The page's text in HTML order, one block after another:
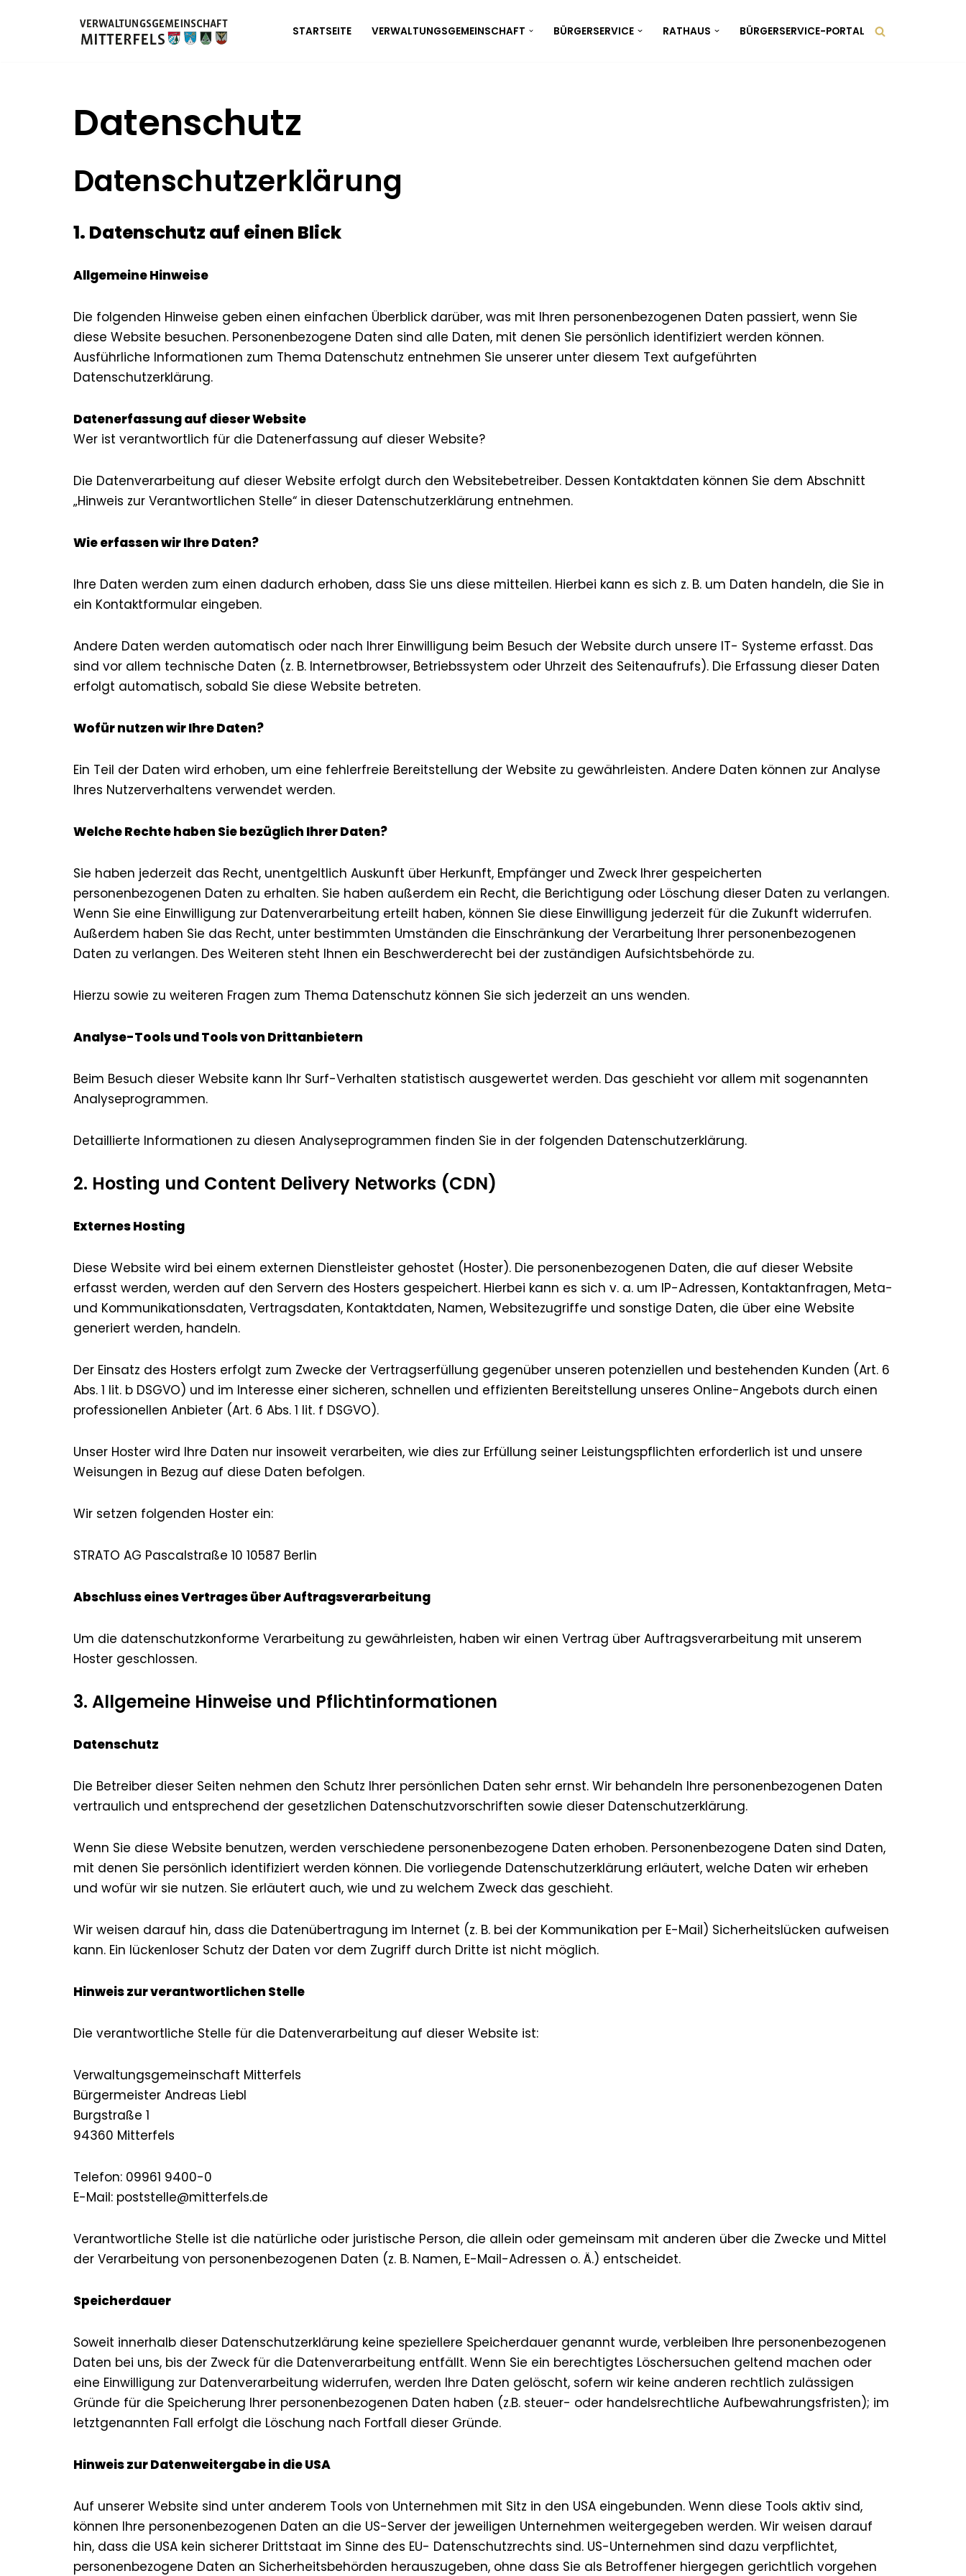
STARTSEITE VERWALTUNGSGEMEINSCHAFT BÜRGERSERVICE RATHAUS BÜRGERSERVICE-PORTAL
Datenschutz
Datenschutzerklärung
1. Datenschutz auf einen Blick
Allgemeine Hinweise
Die folgenden Hinweise geben einen einfachen Überblick darüber, was mit Ihren personenbezogenen Daten passiert, wenn Sie
diese Website besuchen. Personenbezogene Daten sind alle Daten, mit denen Sie persönlich identifiziert werden können.
Ausführliche Informationen zum Thema Datenschutz entnehmen Sie unserer unter diesem Text aufgeführten
Datenschutzerklärung.
Datenerfassung auf dieser Website
Wer ist verantwortlich für die Datenerfassung auf dieser Website?
Die Datenverarbeitung auf dieser Website erfolgt durch den Websitebetreiber. Dessen Kontaktdaten können Sie dem Abschnitt
„Hinweis zur Verantwortlichen Stelle“ in dieser Datenschutzerklärung entnehmen.
Wie erfassen wir Ihre Daten?
Ihre Daten werden zum einen dadurch erhoben, dass Sie uns diese mitteilen. Hierbei kann es sich z. B. um Daten handeln, die Sie in
ein Kontaktformular eingeben.
Andere Daten werden automatisch oder nach Ihrer Einwilligung beim Besuch der Website durch unsere IT- Systeme erfasst. Das
sind vor allem technische Daten (z. B. Internetbrowser, Betriebssystem oder Uhrzeit des Seitenaufrufs). Die Erfassung dieser Daten
erfolgt automatisch, sobald Sie diese Website betreten.
Wofür nutzen wir Ihre Daten?
Ein Teil der Daten wird erhoben, um eine fehlerfreie Bereitstellung der Website zu gewährleisten. Andere Daten können zur Analyse
Ihres Nutzerverhaltens verwendet werden.
Welche Rechte haben Sie bezüglich Ihrer Daten?
Sie haben jederzeit das Recht, unentgeltlich Auskunft über Herkunft, Empfänger und Zweck Ihrer gespeicherten
personenbezogenen Daten zu erhalten. Sie haben außerdem ein Recht, die Berichtigung oder Löschung dieser Daten zu verlangen.
Wenn Sie eine Einwilligung zur Datenverarbeitung erteilt haben, können Sie diese Einwilligung jederzeit für die Zukunft widerrufen.
Außerdem haben Sie das Recht, unter bestimmten Umständen die Einschränkung der Verarbeitung Ihrer personenbezogenen
Daten zu verlangen. Des Weiteren steht Ihnen ein Beschwerderecht bei der zuständigen Aufsichtsbehörde zu.
Hierzu sowie zu weiteren Fragen zum Thema Datenschutz können Sie sich jederzeit an uns wenden.
Analyse-Tools und Tools von Drittanbietern
Beim Besuch dieser Website kann Ihr Surf-Verhalten statistisch ausgewertet werden. Das geschieht vor allem mit sogenannten
Analyseprogrammen.
Detaillierte Informationen zu diesen Analyseprogrammen finden Sie in der folgenden Datenschutzerklärung.
2. Hosting und Content Delivery Networks (CDN)
Externes Hosting
Diese Website wird bei einem externen Dienstleister gehostet (Hoster). Die personenbezogenen Daten, die auf dieser Website
erfasst werden, werden auf den Servern des Hosters gespeichert. Hierbei kann es sich v. a. um IP-Adressen, Kontaktanfragen, Meta-
und Kommunikationsdaten, Vertragsdaten, Kontaktdaten, Namen, Websitezugriffe und sonstige Daten, die über eine Website
generiert werden, handeln.
Der Einsatz des Hosters erfolgt zum Zwecke der Vertragserfüllung gegenüber unseren potenziellen und bestehenden Kunden (Art. 6
Abs. 1 lit. b DSGVO) und im Interesse einer sicheren, schnellen und effizienten Bereitstellung unseres Online-Angebots durch einen
professionellen Anbieter (Art. 6 Abs. 1 lit. f DSGVO).
Unser Hoster wird Ihre Daten nur insoweit verarbeiten, wie dies zur Erfüllung seiner Leistungspflichten erforderlich ist und unsere
Weisungen in Bezug auf diese Daten befolgen.
Wir setzen folgenden Hoster ein:
STRATO AG Pascalstraße 10 10587 Berlin
Abschluss eines Vertrages über Auftragsverarbeitung
Um die datenschutzkonforme Verarbeitung zu gewährleisten, haben wir einen Vertrag über Auftragsverarbeitung mit unserem
Hoster geschlossen.
3. Allgemeine Hinweise und Pflichtinformationen
Datenschutz
Die Betreiber dieser Seiten nehmen den Schutz Ihrer persönlichen Daten sehr ernst. Wir behandeln Ihre personenbezogenen Daten
vertraulich und entsprechend der gesetzlichen Datenschutzvorschriften sowie dieser Datenschutzerklärung.
Wenn Sie diese Website benutzen, werden verschiedene personenbezogene Daten erhoben. Personenbezogene Daten sind Daten,
mit denen Sie persönlich identifiziert werden können. Die vorliegende Datenschutzerklärung erläutert, welche Daten wir erheben
und wofür wir sie nutzen. Sie erläutert auch, wie und zu welchem Zweck das geschieht.
Wir weisen darauf hin, dass die Datenübertragung im Internet (z. B. bei der Kommunikation per E-Mail) Sicherheitslücken aufweisen
kann. Ein lückenloser Schutz der Daten vor dem Zugriff durch Dritte ist nicht möglich.
Hinweis zur verantwortlichen Stelle
Die verantwortliche Stelle für die Datenverarbeitung auf dieser Website ist:
Verwaltungsgemeinschaft Mitterfels
Bürgermeister Andreas Liebl
Burgstraße 1
94360 Mitterfels
Telefon: 09961 9400-0
E-Mail: poststelle@mitterfels.de
Verantwortliche Stelle ist die natürliche oder juristische Person, die allein oder gemeinsam mit anderen über die Zwecke und Mittel
der Verarbeitung von personenbezogenen Daten (z. B. Namen, E-Mail-Adressen o. Ä.) entscheidet.
Speicherdauer
Soweit innerhalb dieser Datenschutzerklärung keine speziellere Speicherdauer genannt wurde, verbleiben Ihre personenbezogenen
Daten bei uns, bis der Zweck für die Datenverarbeitung entfällt. Wenn Sie ein berechtigtes Löschersuchen geltend machen oder
eine Einwilligung zur Datenverarbeitung widerrufen, werden Ihre Daten gelöscht, sofern wir keine anderen rechtlich zulässigen
Gründe für die Speicherung Ihrer personenbezogenen Daten haben (z.B. steuer- oder handelsrechtliche Aufbewahrungsfristen); im
letztgenannten Fall erfolgt die Löschung nach Fortfall dieser Gründe.
Hinweis zur Datenweitergabe in die USA
Auf unserer Website sind unter anderem Tools von Unternehmen mit Sitz in den USA eingebunden. Wenn diese Tools aktiv sind,
können Ihre personenbezogenen Daten an die US-Server der jeweiligen Unternehmen weitergegeben werden. Wir weisen darauf
hin, dass die USA kein sicherer Drittstaat im Sinne des EU- Datenschutzrechts sind. US-Unternehmen sind dazu verpflichtet,
personenbezogene Daten an Sicherheitsbehörden herauszugeben, ohne dass Sie als Betroffener hiergegen gerichtlich vorgehen